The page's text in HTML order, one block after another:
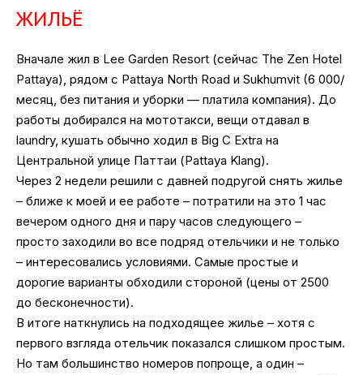
ЖИЛЬЁ
Вначале жил в Lee Garden Resort (сейчас The Zen Hotel
Pattaya), рядом с Pattaya North Road и Sukhumvit (6 000/
месяц, без питания и уборки — платила компания). До
работы добирался на мототакси, вещи отдавал в
laundry, кушать обычно ходил в Big C Extra на
Центральной улице Паттаи (Pattaya Klang).
Через 2 недели решили с давней подругой снять жилье
– ближе к моей и ее работе – потратили на это 1 час
вечером одного дня и пару часов следующего –
просто заходили во все подряд отельчики и не только
– интересовались условиями. Самые простые и
дорогие варианты обходили стороной (цены от 2500
до бесконечности).
В итоге наткнулись на подходящее жилье – хотя с
первого взгляда отельчик показался слишком простым.
Но там большинство номеров попроще, а один –